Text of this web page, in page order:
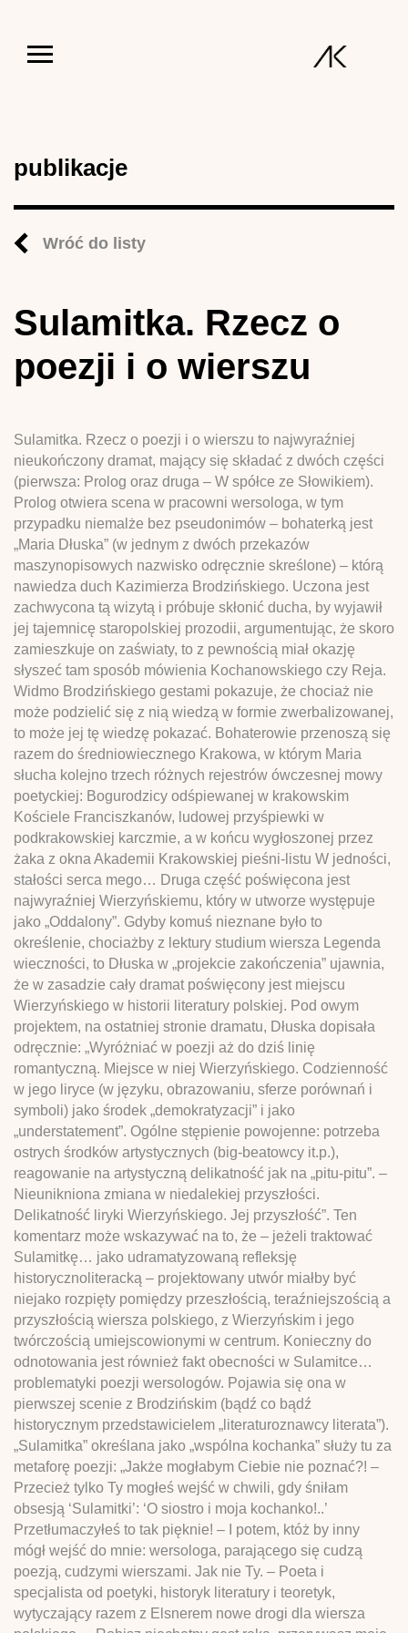
publikacje
Wróć do listy
Sulamitka. Rzecz o
poezji i o wierszu
Sulamitka. Rzecz o poezji i o wierszu to najwyraźniej
nieukończony dramat, mający się składać z dwóch części
(pierwsza: Prolog oraz druga – W spółce ze Słowikiem).
Prolog otwiera scena w pracowni wersologa, w tym
przypadku niemalże bez pseudonimów – bohaterką jest
„Maria Dłuska” (w jednym z dwóch przekazów
maszynopisowych nazwisko odręcznie skreślone) – którą
nawiedza duch Kazimierza Brodzińskiego. Uczona jest
zachwycona tą wizytą i próbuje skłonić ducha, by wyjawił
jej tajemnicę staropolskiej prozodii, argumentując, że skoro
zamieszkuje on zaświaty, to z pewnością miał okazję
słyszeć tam sposób mówienia Kochanowskiego czy Reja.
Widmo Brodzińskiego gestami pokazuje, że chociaż nie
może podzielić się z nią wiedzą w formie zwerbalizowanej,
to może jej tę wiedzę pokazać. Bohaterowie przenoszą się
razem do średniowiecznego Krakowa, w którym Maria
słucha kolejno trzech różnych rejestrów ówczesnej mowy
poetyckiej: Bogurodzicy odśpiewanej w krakowskim
Kościele Franciszkanów, ludowej przyśpiewki w
podkrakowskiej karczmie, a w końcu wygłoszonej przez
żaka z okna Akademii Krakowskiej pieśni-listu W jedności,
stałości serca mego… Druga część poświęcona jest
najwyraźniej Wierzyńskiemu, który w utworze występuje
jako „Oddalony”. Gdyby komuś nieznane było to
określenie, chociażby z lektury studium wiersza Legenda
wieczności, to Dłuska w „projekcie zakończenia” ujawnia,
że w zasadzie cały dramat poświęcony jest miejscu
Wierzyńskiego w historii literatury polskiej. Pod owym
projektem, na ostatniej stronie dramatu, Dłuska dopisała
odręcznie: „Wyróżniać w poezji aż do dziś linię
romantyczną. Miejsce w niej Wierzyńskiego. Codzienność
w jego liryce (w języku, obrazowaniu, sferze porównań i
symboli) jako środek „demokratyzacji” i jako
„understatement”. Ogólne stępienie powojenne: potrzeba
ostrych środków artystycznych (big-beatowcy it.p.),
reagowanie na artystyczną delikatność jak na „pitu-pitu”. –
Nieunikniona zmiana w niedalekiej przyszłości.
Delikatność liryki Wierzyńskiego. Jej przyszłość”. Ten
komentarz może wskazywać na to, że – jeżeli traktować
Sulamitkę… jako udramatyzowaną refleksję
historycznoliteracką – projektowany utwór miałby być
niejako rozpięty pomiędzy przeszłością, teraźniejszością a
przyszłością wiersza polskiego, z Wierzyńskim i jego
twórczością umiejscowionymi w centrum. Konieczny do
odnotowania jest również fakt obecności w Sulamitce…
problematyki poezji wersologów. Pojawia się ona w
pierwszej scenie z Brodzińskim (bądź co bądź
historycznym przedstawicielem „literaturoznawcy literata”).
„Sulamitka” określana jako „wspólna kochanka” służy tu za
metaforę poezji: „Jakże mogłabym Ciebie nie poznać?! –
Przecież tylko Ty mogłeś wejść w chwili, gdy śniłam
obsesją ‘Sulamitki’: ‘O siostro i moja kochanko!..’
Przetłumaczyłeś to tak pięknie! – I potem, któż by inny
mógł wejść do mnie: wersologa, parającego się cudzą
poezją, cudzymi wierszami. Jak nie Ty. – Poeta i
specjalista od poetyki, historyk literatury i teoretyk,
wytyczający razem z Elsnerem nowe drogi dla wiersza